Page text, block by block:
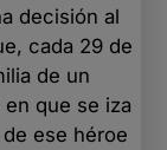
decisión al
cada 29 de
de un
que se iza
ese héroe